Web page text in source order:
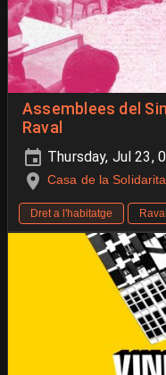
Assemblees del
Raval
Thursday, Jul 23,
Casa de la
Dret a l'habitatge Raval